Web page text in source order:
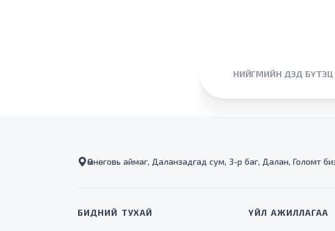
НИЙГМИЙН ДЭД БҮТЭЦ
Өмнөговь аймаг, Даланзадгад сум, 3-р баг, Далан, Голомт
БИДНИЙ ТУХАЙ ҮЙЛ АЖИЛЛАГАА